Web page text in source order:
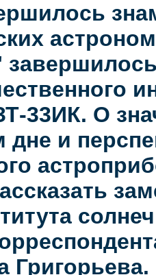
33ИК. О
дне и
Григорьева.